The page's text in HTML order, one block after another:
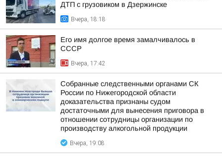
ДТП с грузовиком в Дзержинске
Вчера, 18:18
Его имя долгое время замалчивалось в
СССР
Вчера, 17:42
Собранные следственными органами СК
России по Нижегородской области
доказательства признаны судом
достаточными для вынесения приговора в
отношении сотрудницы организации по
производству алкогольной продукции
Вчера, 19:08